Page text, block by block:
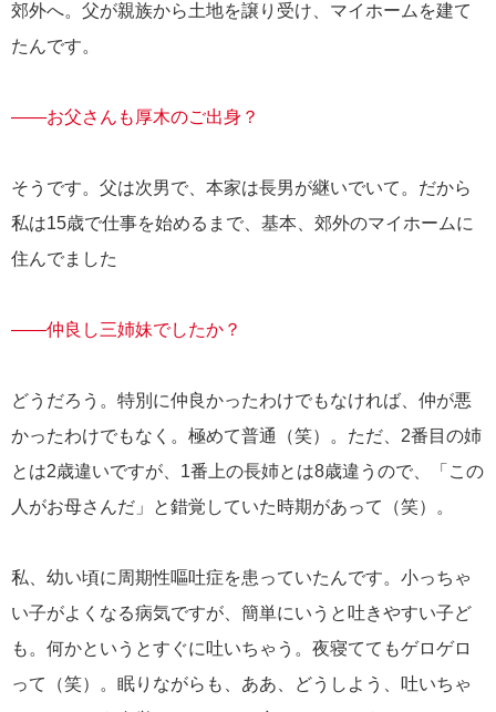
郊外へ。父が親族から土地を譲り受け、マイホームを建て
たんです。
――お父さんも厚木のご出身？
そうです。父は次男で、本家は長男が継いでいて。だから
私は15歳で仕事を始めるまで、基本、郊外のマイホームに
住んでました
――仲良し三姉妹でしたか？
どうだろう。特別に仲良かったわけでもなければ、仲が悪
かったわけでもなく。極めて普通（笑）。ただ、2番目の姉
とは2歳違いですが、1番上の長姉とは8歳違うので、「この
人がお母さんだ」と錯覚していた時期があって（笑）。
私、幼い頃に周期性嘔吐症を患っていたんです。小っちゃ
い子がよくなる病気ですが、簡単にいうと吐きやすい子ど
も。何かというとすぐに吐いちゃう。夜寝ててもゲロゲロ
って（笑）。眠りながらも、ああ、どうしよう、吐いちゃ